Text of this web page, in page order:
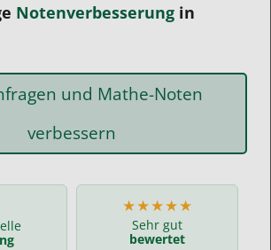
Notenverbesserung in
und Mathe-Noten
verbessern
★★★★★
Sehr gut
bewertet